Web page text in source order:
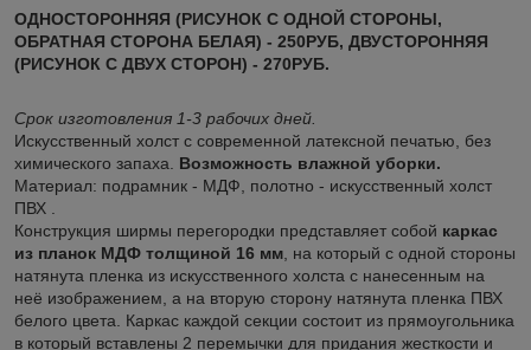
ОДНОСТОРОННЯЯ (РИСУНОК С ОДНОЙ СТОРОНЫ,
ОБРАТНАЯ СТОРОНА БЕЛАЯ) - 250РУБ, ДВУСТОРОННЯЯ
(РИСУНОК С ДВУХ СТОРОН) - 270РУБ.
Срок изготовления 1-3 рабочих дней.
Искусственный холст с современной латексной печатью, без
химического запаха. Возможность влажной уборки.
Материал: подрамник - МДФ, полотно - искусственный холст
ПВХ .
Конструкция ширмы перегородки представляет собой каркас
из планок МДФ толщиной 16 мм , на который с одной стороны
натянута пленка из искусственного холста с нанесенным на
неё изображением, а на вторую сторону натянута пленка ПВХ
белого цвета. Каркас каждой секции состоит из прямоугольника
в который вставлены 2 перемычки для придания жесткости и